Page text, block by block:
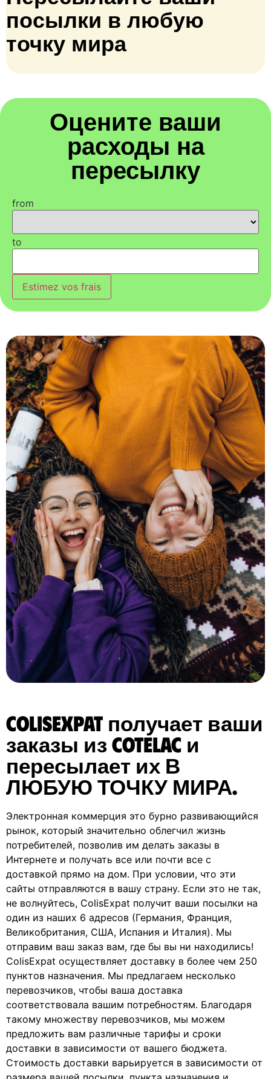
посылки в любую
точку мира
Оцените ваши
расходы на
пересылку
from
to
Estimez vos frais
ColisExpat получает ваши
заказы из Cotelac и
пересылает их В
ЛЮБУЮ ТОЧКУ МИРА.
Электронная коммерция это бурно развивающийся
рынок, который значительно облегчил жизнь
потребителей, позволив им делать заказы в
Интернете и получать все или почти все с
доставкой прямо на дом. При условии, что эти
сайты отправляются в вашу страну. Если это не так,
не волнуйтесь, ColisExpat получит ваши посылки на
один из наших 6 адресов (Германия, Франция,
Великобритания, США, Испания и Италия). Мы
отправим ваш заказ вам, где бы вы ни находились!
ColisExpat осуществляет доставку в более чем 250
пунктов назначения. Мы предлагаем несколько
перевозчиков, чтобы ваша доставка
соответствовала вашим потребностям. Благодаря
такому множеству перевозчиков, мы можем
предложить вам различные тарифы и сроки
доставки в зависимости от вашего бюджета.
Стоимость доставки варьируется в зависимости от